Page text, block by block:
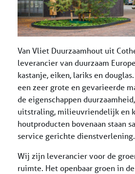
Van Vliet Duurzaamhout uit
leverancier van duurzaam
kastanje, eiken, lariks en
een zeer grote en gevarieerde
de eigenschappen
uitstraling, milieuvriendelijk en
houtproducten bovenaan staan
service gerichte dienstverlening.
Wij zijn leverancier voor de
ruimte. Het openbaar groen in